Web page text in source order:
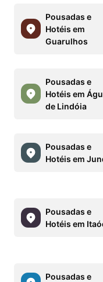
Pousadas e
Hotéis em
Guarulhos
Pousadas e
Hotéis em
de Lindóia
Pousadas e
Hotéis em
Pousadas e
Hotéis em
Pousadas e